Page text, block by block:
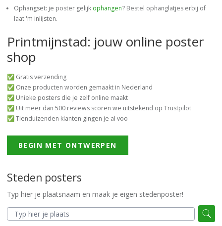
Ophangset: je poster gelijk ophangen? Bestel ophanglatjes erbij of
laat 'm inlijsten.
Printmijnstad: jouw online poster
shop
✅ Gratis verzending
✅ Onze producten worden gemaakt in Nederland
✅ Unieke posters die je zelf online maakt
✅ Uit meer dan 500 reviews scoren we uitstekend op Trustpilot
✅ Tienduizenden klanten gingen je al voo
BEGIN MET ONTWERPEN
Steden posters
Typ hier je plaatsnaam en maak je eigen stedenposter!